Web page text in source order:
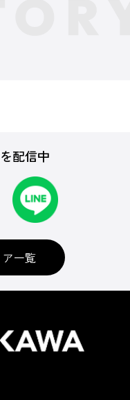
配信中
一覧